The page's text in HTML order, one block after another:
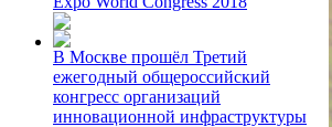
В Москве прошёл Третий
ежегодный общероссийский
конгресс организаций
инновационной инфраструктуры